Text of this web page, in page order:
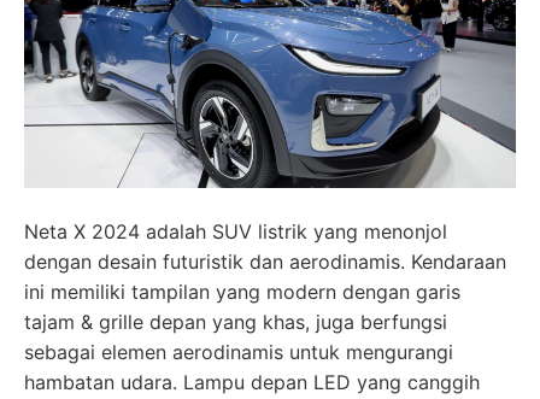
Neta X 2024 adalah SUV listrik yang menonjol
dengan desain futuristik dan aerodinamis. Kendaraan
ini memiliki tampilan yang modern dengan garis
tajam & grille depan yang khas, juga berfungsi
sebagai elemen aerodinamis untuk mengurangi
hambatan udara. Lampu depan LED yang canggih